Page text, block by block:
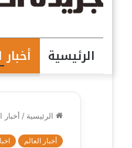
الرئيسية أخبار
الرئيسية / أخبار
أخبار العالم